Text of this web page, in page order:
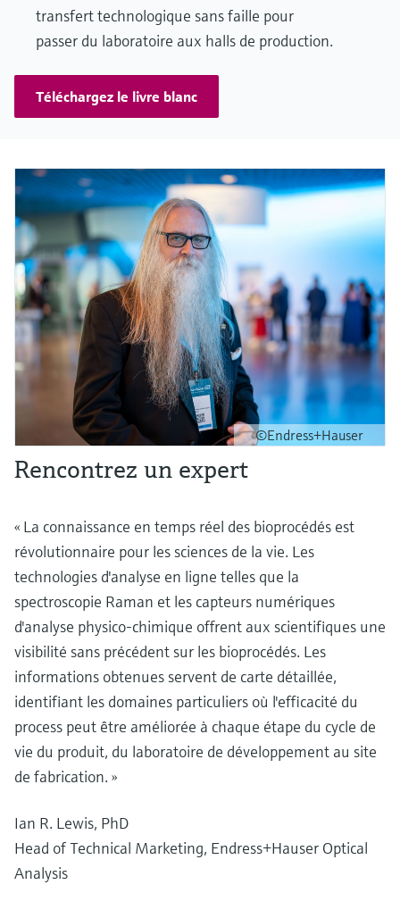
transfert technologique sans faille pour
passer du laboratoire aux halls de production.
Téléchargez le livre blanc
©Endress+Hauser
Rencontrez un expert
« La connaissance en temps réel des bioprocédés est
révolutionnaire pour les sciences de la vie. Les
technologies d'analyse en ligne telles que la
spectroscopie Raman et les capteurs numériques
d'analyse physico-chimique offrent aux scientifiques une
visibilité sans précédent sur les bioprocédés. Les
informations obtenues servent de carte détaillée,
identifiant les domaines particuliers où l'efficacité du
process peut être améliorée à chaque étape du cycle de
vie du produit, du laboratoire de développement au site
de fabrication. »
Ian R. Lewis, PhD
Head of Technical Marketing, Endress+Hauser Optical
Analysis